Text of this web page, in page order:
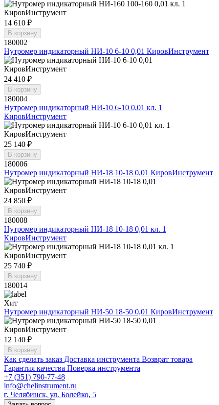
14 610 ₽
В корзину
180002
Нутромер индикаторный НИ-10 6-10 0,01 КировИнструмент
24 410 ₽
В корзину
180004
Нутромер индикаторный НИ-10 6-10 0,01 кл. 1
КировИнструмент
25 140 ₽
В корзину
180006
Нутромер индикаторный НИ-18 10-18 0,01 КировИнструмент
24 850 ₽
В корзину
180008
Нутромер индикаторный НИ-18 10-18 0,01 кл. 1
КировИнструмент
25 740 ₽
В корзину
180014
Хит
Нутромер индикаторный НИ-50 18-50 0,01 КировИнструмент
12 140 ₽
В корзину
Как сделать заказ Доставка инструмента Возврат товара
Гарантия качества Поверка инструмента
+7 (351) 790-77-48
info@chelinstrument.ru
г. Челябинск, ул. Болейко, 5